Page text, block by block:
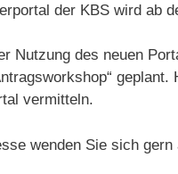
der KBS wird ab
Nutzung des neuen
vermitteln.
wenden Sie sich